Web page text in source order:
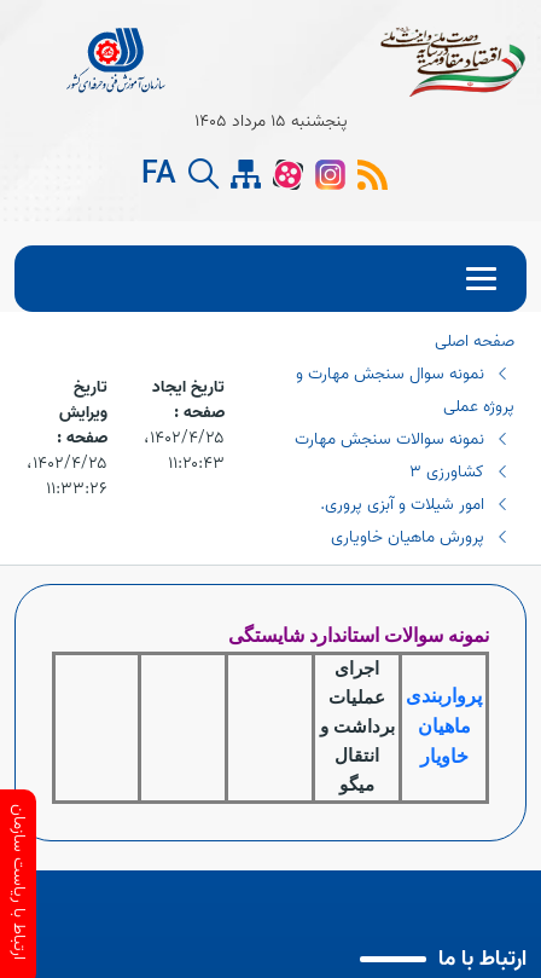
Open
Open
پنجشنبه 15 مرداد 1405
FA
صفحه اصلی
نمونه سوال سنجش مهارت و
پروژه عملی
نمونه سوالات سنجش مهارت
کشاورزی 3
امور شیلات و آبزی پروری.
پرورش ماهیان خاویاری
تاریخ ایجاد
صفحه :
۱۴۰۲/۴/۲۵،‏
۱۱:۲۰:۴۳
تاریخ
ویرایش
صفحه :
۱۴۰۲/۴/۲۵،‏
۱۱:۳۳:۲۶
نمونه سوالات استاندارد شایستگی
پرواربندی
ماهیان
خاویار
اجرای
عملیات
برداشت و
انتقال
میگو
ارتباط با ما ارتباط با ریاست سازمان